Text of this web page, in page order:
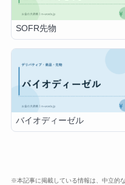
SOFR先物
バイオディーゼル
※本記事に掲載している情報は、中立的